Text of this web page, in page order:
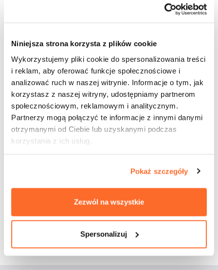
Niniejsza strona korzysta z plików cookie
Wykorzystujemy pliki cookie do spersonalizowania treści
i reklam, aby oferować funkcje społecznościowe i
analizować ruch w naszej witrynie. Informacje o tym, jak
korzystasz z naszej witryny, udostępniamy partnerom
społecznościowym, reklamowym i analitycznym.
Partnerzy mogą połączyć te informacje z innymi danymi
otrzymanymi od Ciebie lub uzyskanymi podczas
korzystania z ich usług.
Pokaż szczegóły
Zezwól na wszystkie
Spersonalizuj
Uczelni zależy na wyposażeniu studentów w
pracy. Przewidziane w Projekcie działania mają na
pracy zawodowej poprzez zdobycie oczekiwanych
przez pracodawców umiejętności i praktycznej
wiedzy o przyszłym zawodzie. Będzie to
realizowane zarówno poprzez certyfikowane
szkolenia dla studentów wydziału Architektury,
program stażowy dla studentów wydziału
Inżynierii i Zarządzania oraz utworzenie nowego
kierunku studiów – Informatyka. Działania
projektowe, w których przewidziano udział
kompetencji zarządczych kadr kierowniczych i
zaplanowano szereg szkoleń dla powyższej grupy.
Ich realizacja przyczyni się do sprawnej i wydajnej
kadry, podniesienia jakości i szybkości zarządzania
uczelnią, a także reprezentowania uczelni na rynku